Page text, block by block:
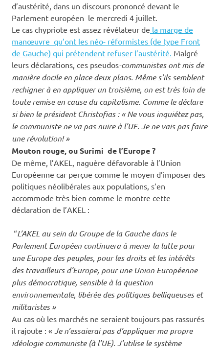
d’austérité, dans un discours prononcé devant le
Parlement européen le mercredi 4 juillet.
Le cas chypriote est assez révélateur de la marge de
manœuvre qu’ont les néo- réformistes (de type Front
de Gauche) qui prétendent refuser l’austérité. Malgré
leurs déclarations, ces pseudos-communistes ont mis de
manière docile en place deux plans. Même s’ils semblent
rechigner à en appliquer un troisième, on est très loin de
toute remise en cause du capitalisme. Comme le déclare
si bien le président Christofias : « Ne vous inquiétez pas,
le communiste ne va pas nuire à l’UE. Je ne vais pas faire
une révolution! »
Mouton rouge, ou Surimi de l’Europe ?
De même, l’AKEL, naguère défavorable à l’Union
Européenne car perçue comme le moyen d’imposer des
politiques néolibérales aux populations, s’en
accommode très bien comme le montre cette
déclaration de l’AKEL :
“L’AKEL au sein du Groupe de la Gauche dans le
Parlement Européen continuera à mener la lutte pour
une Europe des peuples, pour les droits et les intérêts
des travailleurs d’Europe, pour une Union Européenne
plus démocratique, sensible à la question
environnementale, libérée des politiques belliqueuses et
militaristes »
Au cas où les marchés ne seraient toujours pas rassurés
il rajoute : « Je n’essaierai pas d’appliquer ma propre
idéologie communiste (à l’UE). J’utilise le système